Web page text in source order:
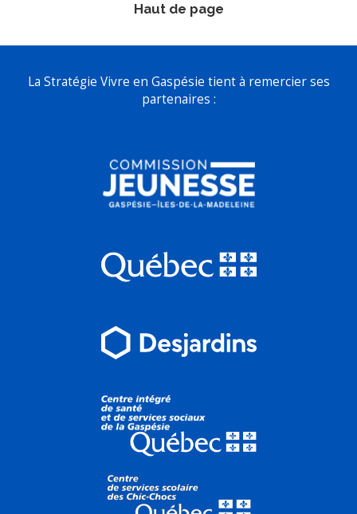
Haut de page
La Stratégie Vivre en Gaspésie tient à remercier ses
partenaires :